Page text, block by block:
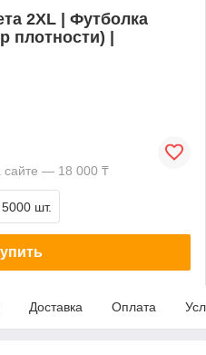
2XL | Футболка
плотности) |
сайте — 18 000 ₸
5000 шт.
Доставка Оплата